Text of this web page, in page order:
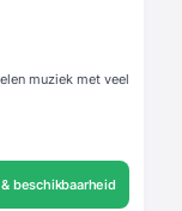
muziek met veel
beschikbaarheid